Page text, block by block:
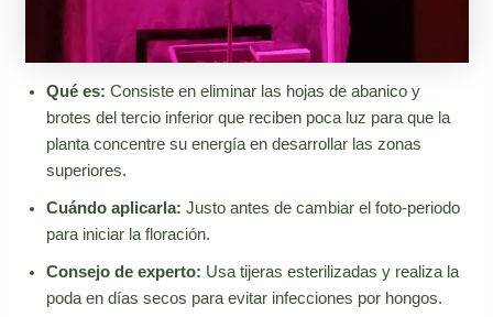
Qué es: Consiste en eliminar las hojas de abanico y
brotes del tercio inferior que reciben poca luz para que la
planta concentre su energía en desarrollar las zonas
superiores.
Cuándo aplicarla: Justo antes de cambiar el foto-periodo
para iniciar la floración.
Consejo de experto: Usa tijeras esterilizadas y realiza la
poda en días secos para evitar infecciones por hongos.